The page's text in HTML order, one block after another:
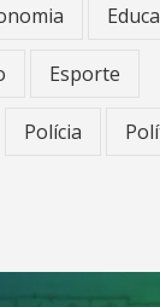
Esporte
Polícia